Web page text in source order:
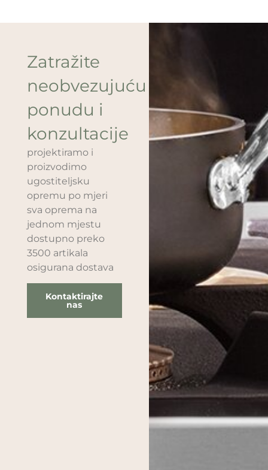
Zatražite
neobvezujuću
ponudu i
konzultacije
projektiramo i
proizvodimo
ugostiteljsku
opremu po mjeri
sva oprema na
jednom mjestu
dostupno preko
3500 artikala
osigurana dostava
Kontaktirajte
nas